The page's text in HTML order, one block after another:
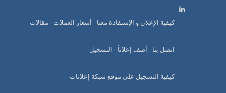
كيفية الإعلان و الإستفادة معنا أسعار العملات مقالات
اتصل بنا أضف إعلاناً التسجيل
كيفية التسجيل على موقع شبكة إعلانات